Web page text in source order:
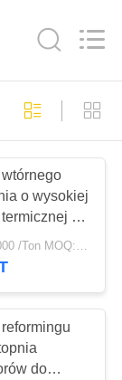
43
o wysokiej
i
USD3000-30000 /Ton MOQ:1 kg
do